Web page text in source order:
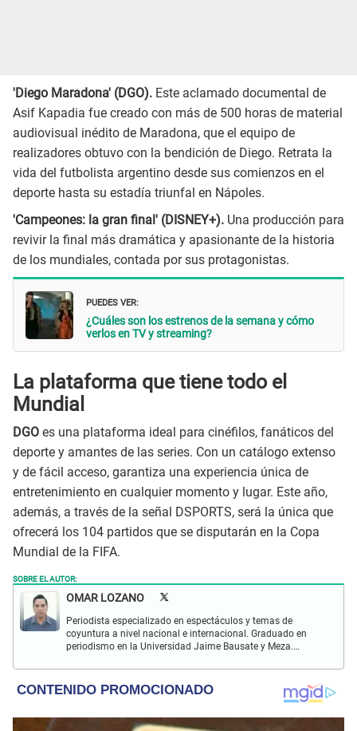
'Diego Maradona' (DGO). Este aclamado documental de
Asif Kapadia fue creado con más de 500 horas de material
audiovisual inédito de Maradona, que el equipo de
realizadores obtuvo con la bendición de Diego. Retrata la
vida del futbolista argentino desde sus comienzos en el
deporte hasta su estadía triunfal en Nápoles.
'Campeones: la gran final' (DISNEY+). Una producción para
revivir la final más dramática y apasionante de la historia
de los mundiales, contada por sus protagonistas.
PUEDES VER:
¿Cuáles son los estrenos de la semana y cómo
verlos en TV y streaming?
La plataforma que tiene todo el
Mundial
DGO es una plataforma ideal para cinéfilos, fanáticos del
deporte y amantes de las series. Con un catálogo extenso
y de fácil acceso, garantiza una experiencia única de
entretenimiento en cualquier momento y lugar. Este año,
además, a través de la señal DSPORTS, será la única que
ofrecerá los 104 partidos que se disputarán en la Copa
Mundial de la FIFA.
SOBRE EL AUTOR:
OMAR LOZANO
Periodista especializado en espectáculos y temas de
coyuntura a nivel nacional e internacional. Graduado en
periodismo en la Universidad Jaime Bausate y Meza.
relacionados con espectáculos y sociales.